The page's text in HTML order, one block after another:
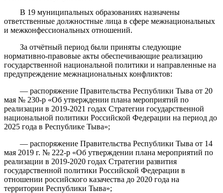
В 19 муниципальных образованиях назначены
ответственные должностные лица в сфере межнациональных
и межконфессиональных отношений.
За отчётный период были приняты следующие
нормативно-правовые акты обеспечивающие реализацию
государственной национальной политики и направленные на
предупреждение межнациональных конфликтов:
— распоряжение Правительства Республики Тыва от 20
мая № 230-р «Об утверждении плана мероприятий по
реализации в 2019-2021 годах Стратегии государственной
национальной политики Российской Федерации на период до
2025 года в Республике Тыва»;
— распоряжение Правительства Республики Тыва от 14
мая 2019 г. № 222-р «Об утверждении плана мероприятий по
реализации в 2019-2020 годах Стратегии развития
государственной политики Российской Федерации в
отношении российского казачества до 2020 года на
территории Республики Тыва»;